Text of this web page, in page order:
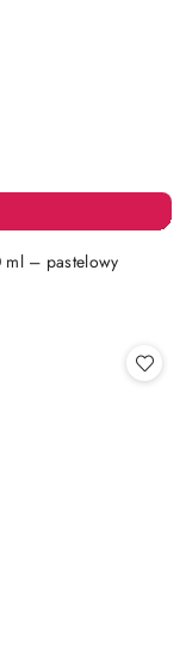
ml – pastelowy